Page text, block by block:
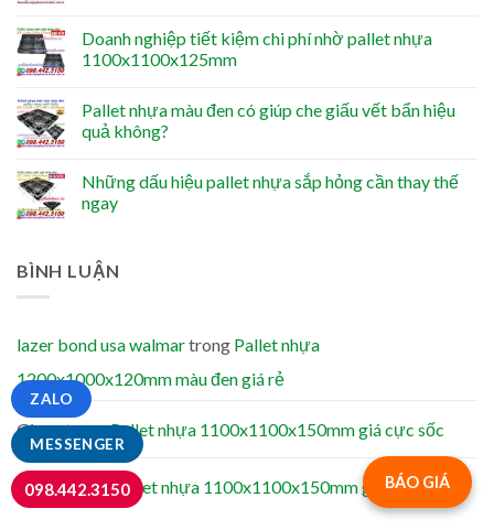
Doanh nghiệp tiết kiệm chi phí nhờ pallet nhựa
1100x1100x125mm
Pallet nhựa màu đen có giúp che giấu vết bẩn hiệu
quả không?
Những dấu hiệu pallet nhựa sắp hỏng cần thay thế
ngay
BÌNH LUẬN
lazer bond usa walmartrong Pallet nhựa
1200x1000x120mm màu đen giá rẻ
GiangtrongPallet nhựa 1100x1100x150mm giá cực sốc
PhongtrongPallet nhựa 1100x1100x150mm giá cực sốc
BÁO GIÁ
MESSENGER
ZALO
098.442.3150